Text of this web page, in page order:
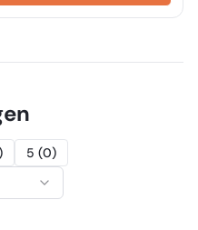
5 (0)